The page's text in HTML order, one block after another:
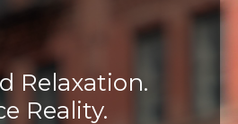
Relaxation.
Reality.